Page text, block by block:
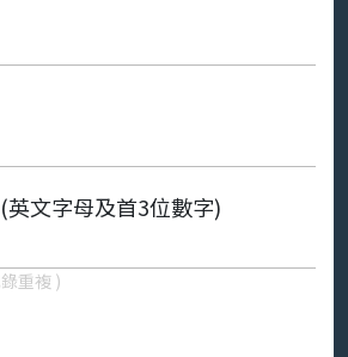
文字母及首3位數字)
重複 )